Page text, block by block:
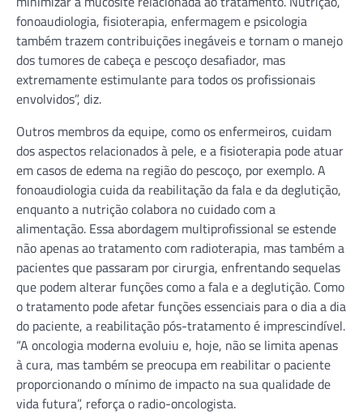
fonoaudiologia, fisioterapia, enfermagem e psicologia
também trazem contribuições inegáveis e tornam o manejo
dos tumores de cabeça e pescoço desafiador, mas
extremamente estimulante para todos os profissionais
envolvidos”, diz.
Outros membros da equipe, como os enfermeiros, cuidam
dos aspectos relacionados à pele, e a fisioterapia pode atuar
em casos de edema na região do pescoço, por exemplo. A
fonoaudiologia cuida da reabilitação da fala e da deglutição,
enquanto a nutrição colabora no cuidado com a
alimentação. Essa abordagem multiprofissional se estende
não apenas ao tratamento com radioterapia, mas também a
pacientes que passaram por cirurgia, enfrentando sequelas
que podem alterar funções como a fala e a deglutição. Como
o tratamento pode afetar funções essenciais para o dia a dia
do paciente, a reabilitação pós-tratamento é imprescindível.
“A oncologia moderna evoluiu e, hoje, não se limita apenas
à cura, mas também se preocupa em reabilitar o paciente
proporcionando o mínimo de impacto na sua qualidade de
vida futura”, reforça o radio-oncologista.